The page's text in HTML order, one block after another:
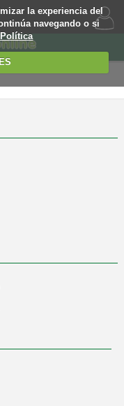
la experiencia del
navegando o si